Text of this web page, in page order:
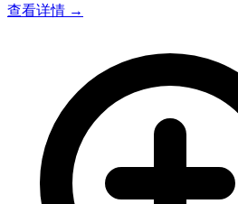
查看详情 →